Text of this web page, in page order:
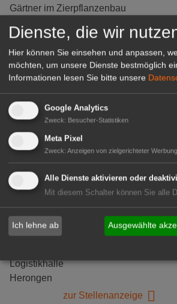
Gärtner im Zierpflanzenbau
(m/w/d)
Gensingen
zur Stellenanzeige
Gärtnerei Hanns
Logistikhalle
Herongen
zur Stellenanzeige
Dienste, die wir
Hier können Sie einsehen und anpassen,
möchten, um unsere Dienste bestmöglich
Informationen lesen Sie bitte unsere
Google Analytics
Zweck: Besucher-Statistiken
Meta Pixel
Zweck: Anzeigen von zielgerichteter Werbung
Alle Dienste aktivieren oder
Mit diesem Schalter können Sie alle
Ich lehne ab Ausgewählte